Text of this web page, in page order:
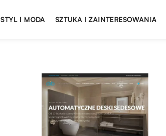
STYL I MODA SZTUKA I ZAINTERESOWANIA